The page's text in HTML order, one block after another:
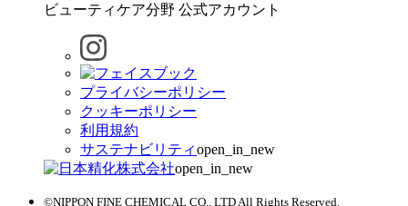
ビューティケア分野 公式アカウント
プライバシーポリシー
クッキーポリシー
利用規約
サステナビリティopen_in_new
open_in_new
©NIPPON FINE CHEMICAL CO., LTD All Rights Reserved.